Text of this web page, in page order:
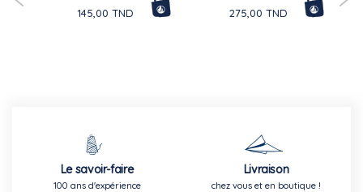
145,00 TND 275,00 TND
Le savoir-faire
100 ans d'expérience
Livraison
chez vous et en boutique !